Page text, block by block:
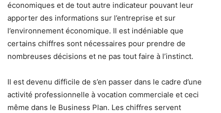
économiques et de tout autre indicateur pouvant leur
apporter des informations sur l’entreprise et sur
l’environnement économique. Il est indéniable que
certains chiffres sont nécessaires pour prendre de
nombreuses décisions et ne pas tout faire à l’instinct.
Il est devenu difficile de s’en passer dans le cadre d’une
activité professionnelle à vocation commerciale et ceci
même dans le Business Plan. Les chiffres servent